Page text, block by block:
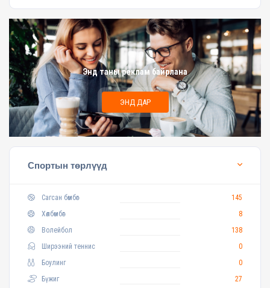
Энд таны реклам байрлана
ЭНД ДАР
Спортын төрлүүд
Сагсан бөмбөг
145
Хөлбөмбөг
8
Волейбол
138
Ширээний теннис
0
Боулинг
0
Бүжиг
27